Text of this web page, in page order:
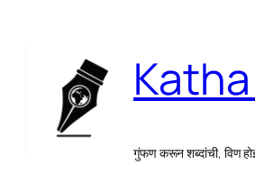
content
गुंफण करून शब्दांची, विण